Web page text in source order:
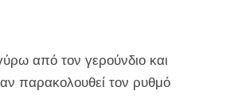
από τον γερούνδιο και
παρακολουθεί τον ρυθμό